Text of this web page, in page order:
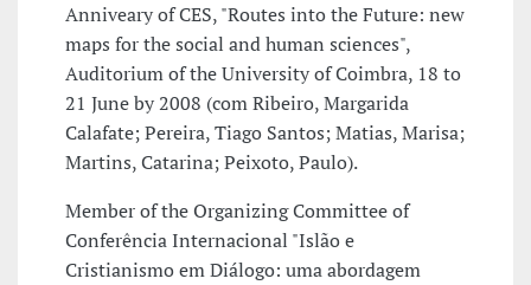
Anniveary of CES, "Routes into the Future: new
maps for the social and human sciences",
Auditorium of the University of Coimbra, 18 to
21 June by 2008 (com Ribeiro, Margarida
Calafate; Pereira, Tiago Santos; Matias, Marisa;
Martins, Catarina; Peixoto, Paulo).
Member of the Organizing Committee of
Conferência Internacional "Islão e
Cristianismo em Diálogo: uma abordagem